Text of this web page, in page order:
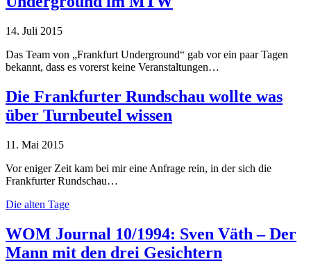
14. Juli 2015
Das Team von „Frankfurt Underground“ gab vor ein paar Tagen
bekannt, dass es vorerst keine Veranstaltungen…
Die Frankfurter Rundschau wollte was
über Turnbeutel wissen
11. Mai 2015
Vor eniger Zeit kam bei mir eine Anfrage rein, in der sich die
Frankfurter Rundschau…
Die alten Tage
WOM Journal 10/1994: Sven Väth – Der
Mann mit den drei Gesichtern